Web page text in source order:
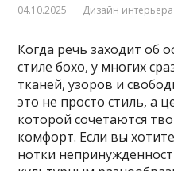
04.10.2025 Дизайн интерьера
Когда речь заходит об
стиле бохо, у многих
тканей, узоров и
это не просто стиль, а
которой сочетаются
комфорт. Если вы
нотки